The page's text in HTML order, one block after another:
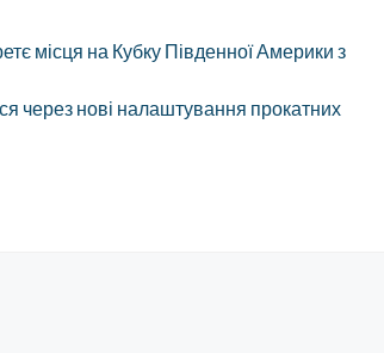
місця на Кубку Південної Америки з
через нові налаштування прокатних